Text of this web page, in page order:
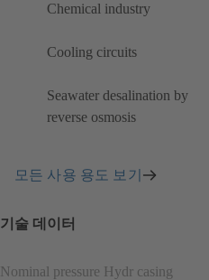
Chemical industry
Cooling circuits
Seawater desalination by
reverse osmosis
모든 사용 용도 보기
기술 데이터
Nominal pressure Hydr casing